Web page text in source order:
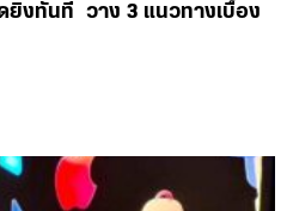
ยิงทันที วาง 3 แนวทางเบื้อง